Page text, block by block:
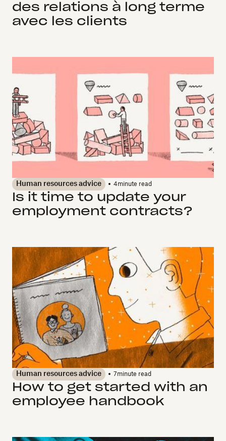
des relations à long terme
avec les clients
Human resources advice 4minute read
Is it time to update your
employment contracts?
Human resources advice 7minute read
How to get started with an
employee handbook